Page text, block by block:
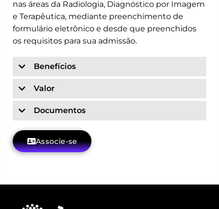
nas áreas da Radiologia, Diagnóstico por Imagem
e Terapêutica, mediante preenchimento de
formulário eletrônico e desde que preenchidos
os requisitos para sua admissão.
Benefícios
Valor
Documentos
Associe-se